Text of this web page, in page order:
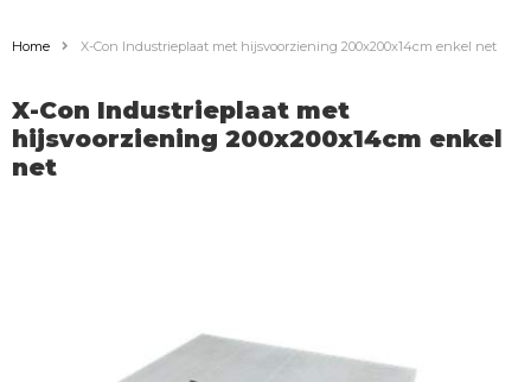
Home X-Con Industrieplaat met hijsvoorziening 200x200x14cm enkel net
X-Con Industrieplaat met
hijsvoorziening 200x200x14cm enkel
net